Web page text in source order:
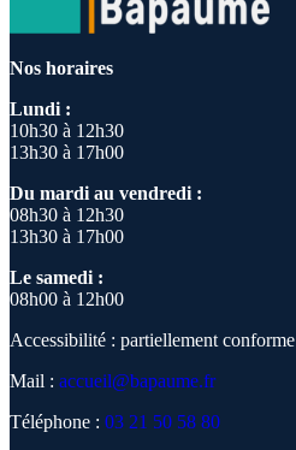
Nos horaires
Lundi :
10h30 à 12h30
13h30 à 17h00
Du mardi au vendredi :
08h30 à 12h30
13h30 à 17h00
Le samedi :
08h00 à 12h00
Accessibilité : partiellement conforme
Mail : accueil@bapaume.fr
Téléphone : 03 21 50 58 80